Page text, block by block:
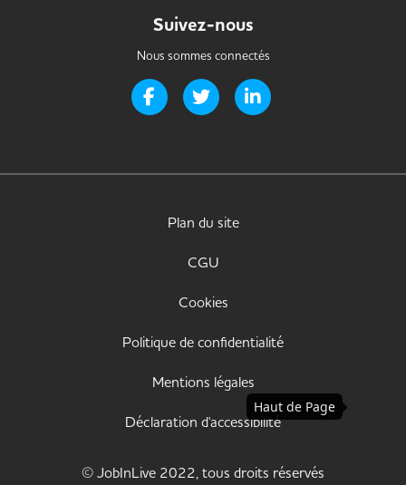
Suivez-nous
Nous sommes connectés
Page Facebook de Handi-it
Page Twitter de Handi-it
Plan du site
CGU
Cookies
Politique de confidentialité
Mentions légales
Déclaration d'accessibilité
© JobInLive 2022, tous droits réservés
Haut de Page